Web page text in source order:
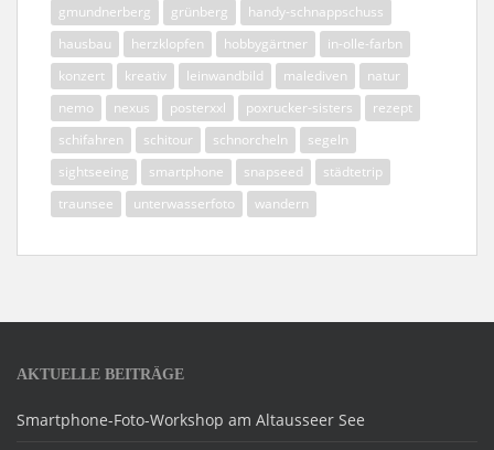
gmundnerberg
grünberg
handy-schnappschuss
hausbau
herzklopfen hobbygärtner
in-olle-farbn
konzert
kreativ leinwandbild malediven
natur
nemo
nexus posterxxl poxrucker-sisters
rezept
schifahren
schitour schnorcheln
segeln
sightseeing
smartphone snapseed
städtetrip
traunsee
unterwasserfoto wandern
AKTUELLE BEITRÄGE
Smartphone-Foto-Workshop am Altausseer See